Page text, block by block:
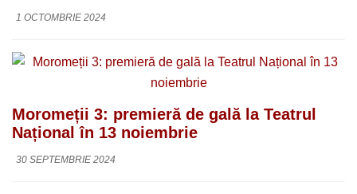
1 OCTOMBRIE 2024
Moromeții 3: premieră de gală la Teatrul
Național în 13 noiembrie
30 SEPTEMBRIE 2024